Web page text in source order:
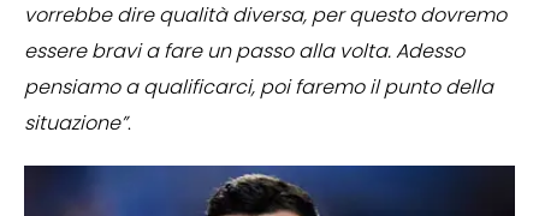
vorrebbe dire qualità diversa, per questo dovremo
essere bravi a fare un passo alla volta. Adesso
pensiamo a qualificarci, poi faremo il punto della
situazione”.